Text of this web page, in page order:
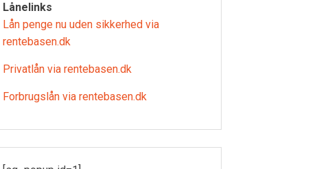
Lånelinks
Lån penge nu uden sikkerhed via
rentebasen.dk
Privatlån via rentebasen.dk
Forbrugslån via rentebasen.dk